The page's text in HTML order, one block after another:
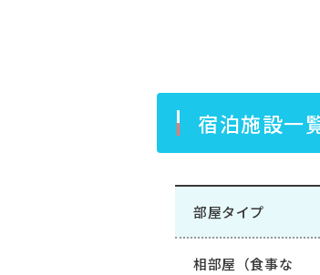
宿泊施設一
部屋タイプ
相部屋（食事な